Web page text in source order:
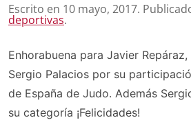
Escrito en 10 mayo, 2017.
deportivas.
Enhorabuena para Javier
Sergio Palacios por su
de España de Judo. Además
su categoría ¡Felicidades!